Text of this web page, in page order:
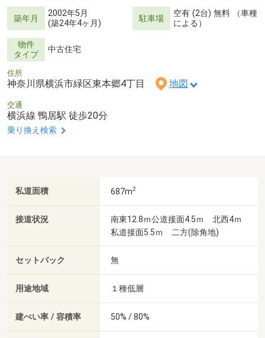
築年月
2002年5月
(築24年4ヶ月)
駐車場
空有 (2台) 無料 （車種
による）
物件
タイプ
中古住宅
住所
神奈川県横浜市緑区東本郷4丁目 地図
交通
横浜線 鴨居駅 徒歩20分
乗り換え検索
私道面積 687m2
接道状況
南東12.8ｍ公道接面4.5ｍ 北西4ｍ
私道接面5.5ｍ 二方(除角地)
セットバック 無
用途地域 １種低層
建ぺい率 / 容積率 50% / 80%